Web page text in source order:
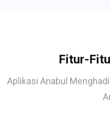
Fitur-
Aplikasi Anabul